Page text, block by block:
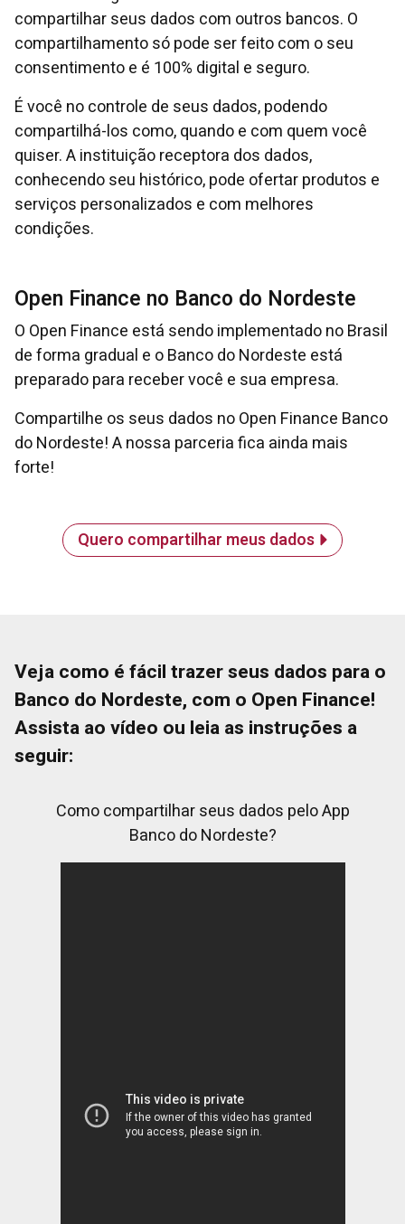
compartilhar seus dados com outros bancos. O
compartilhamento só pode ser feito com o seu
consentimento e é 100% digital e seguro.
​​​​​É você no controle de seus dados, podendo
compartilhá-los como, quando e com quem você
quiser. A instituição receptora dos dados,
conhecendo seu histórico, pode ofertar produtos e
serviços personalizados e com melhores
condições.
Open Finance no Banco do Nordeste
O Open Finance está sendo implementado no Brasil
de forma gradual e o Banco do Nordeste está
preparado para receber você e sua empresa.
Compartilhe os seus dados no Open Finance Banco
do Nordeste! A nossa parceria fica ainda mais
forte!
Quero compartilhar meus dados
Veja como é fácil trazer seus dados para o
Banco do Nordeste, com o Open Finance!
Assista ao vídeo ou leia as instruções a
seguir:
Como compartilhar seus dados pelo App
Banco do Nordeste?